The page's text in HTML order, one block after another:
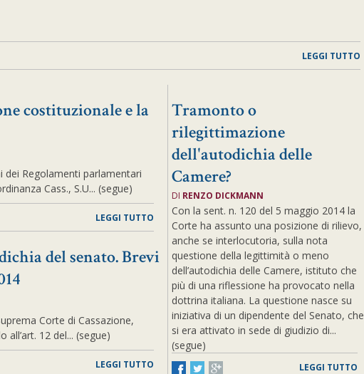
LEGGI TUTTO
costituzionale e la
Regolamenti parlamentari
Cass., S.U... (segue)
LEGGI TUTTO
del senato. Brevi
Corte di Cassazione,
12 del... (segue)
LEGGI TUTTO
Tramonto o
rilegittimazione
dell'autodichia delle
Camere?
DI RENZO DICKMANN
Con la sent. n. 120 del 5 maggio 2014 la
Corte ha assunto una posizione di rilievo,
anche se interlocutoria, sulla nota
questione della legittimità o meno
dell’autodichia delle Camere, istituto che
più di una riflessione ha provocato nella
dottrina italiana. La questione nasce su
iniziativa di un dipendente del Senato, che
si era attivato in sede di giudizio di...
(segue)
LEGGI TUTTO